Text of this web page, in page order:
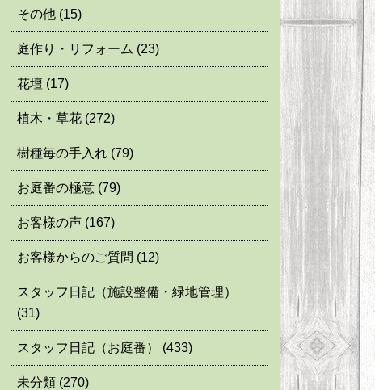
その他 (15)
庭作り・リフォーム (23)
花壇 (17)
植木・草花 (272)
樹種毎の手入れ (79)
お庭番の極意 (79)
お客様の声 (167)
お客様からのご質問 (12)
スタッフ日記（施設整備・緑地管理）
(31)
スタッフ日記（お庭番） (433)
未分類 (270)